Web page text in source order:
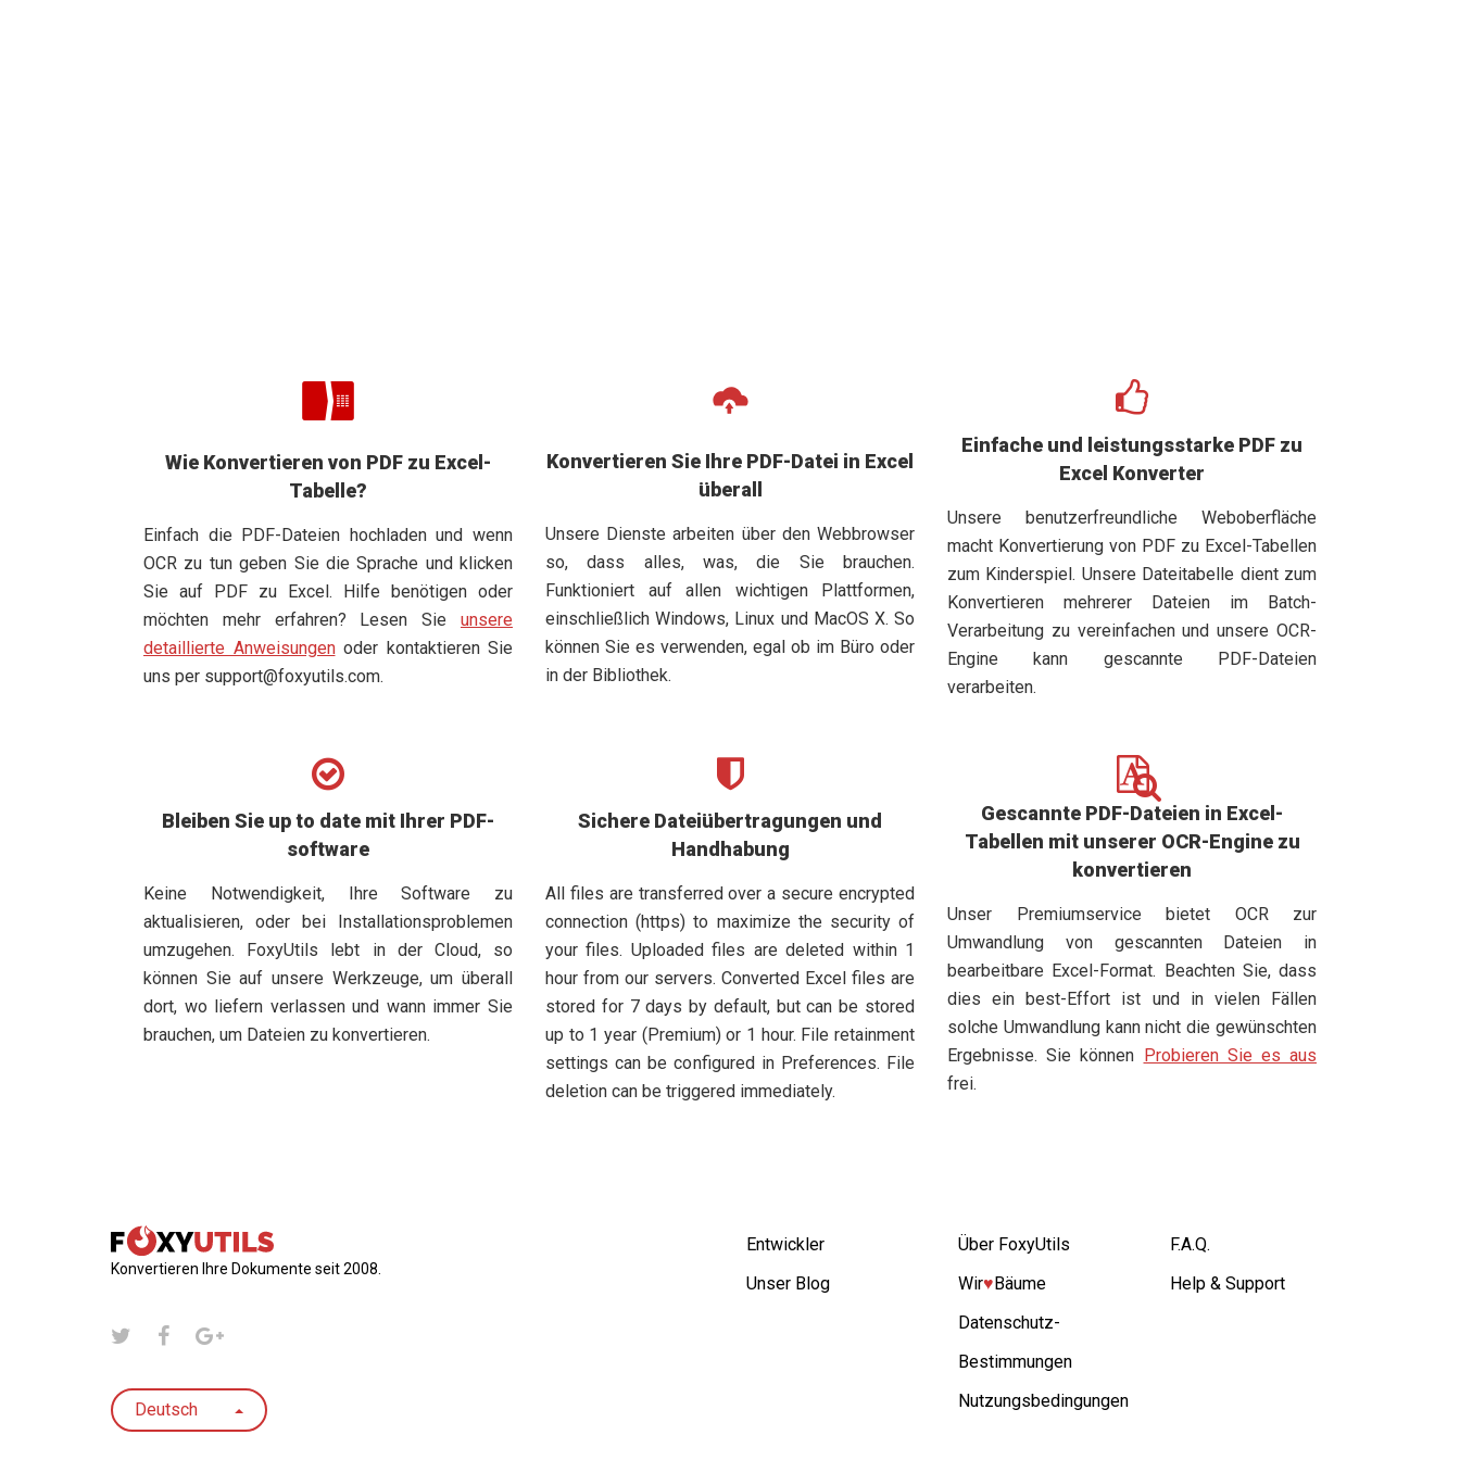
Wie Konvertieren von PDF zu Excel-
Tabelle?
Einfach die PDF-Dateien hochladen und wenn
OCR zu tun geben Sie die Sprache und klicken
Sie auf PDF zu Excel. Hilfe benötigen oder
möchten mehr erfahren? Lesen Sie unsere
detaillierte Anweisungenoder kontaktieren Sie
uns per support@foxyutils.com.
Konvertieren Sie Ihre PDF-Datei in Excel
überall
Unsere Dienste arbeiten über den Webbrowser
so, dass alles, was, die Sie brauchen.
Funktioniert auf allen wichtigen Plattformen,
einschließlich Windows, Linux und MacOS X. So
können Sie es verwenden, egal ob im Büro oder
in der Bibliothek.
Einfache und leistungsstarke PDF zu
Excel Konverter
Unsere benutzerfreundliche Weboberfläche
macht Konvertierung von PDF zu Excel-Tabellen
zum Kinderspiel. Unsere Dateitabelle dient zum
Konvertieren mehrerer Dateien im Batch-
Verarbeitung zu vereinfachen und unsere OCR-
Engine kann gescannte PDF-Dateien
verarbeiten.
Bleiben Sie up to date mit Ihrer PDF-
software
Keine Notwendigkeit, Ihre Software zu
aktualisieren, oder bei Installationsproblemen
umzugehen. FoxyUtils lebt in der Cloud, so
können Sie auf unsere Werkzeuge, um überall
dort, wo liefern verlassen und wann immer Sie
brauchen, um Dateien zu konvertieren.
Sichere Dateiübertragungen und
Handhabung
All files are transferred over a secure encrypted
connection (https) to maximize the security of
your files. Uploaded files are deleted within 1
hour from our servers. Converted Excel files are
stored for 7 days by default, but can be stored
up to 1 year (Premium) or 1 hour. File retainment
settings can be configured in Preferences. File
deletion can be triggered immediately.
Gescannte PDF-Dateien in Excel-
Tabellen mit unserer OCR-Engine zu
konvertieren
Unser Premiumservice bietet OCR zur
Umwandlung von gescannten Dateien in
bearbeitbare Excel-Format. Beachten Sie, dass
dies ein best-Effort ist und in vielen Fällen
solche Umwandlung kann nicht die gewünschten
Ergebnisse. Sie können Probieren Sie es aus
frei.
Konvertieren Ihre Dokumente seit 2008.
Deutsch
Entwickler
Unser Blog
Über FoxyUtils
Wir♥︎Bäume
Datenschutz-
Bestimmungen
Nutzungsbedingungen
F.A.Q.
Help & Support